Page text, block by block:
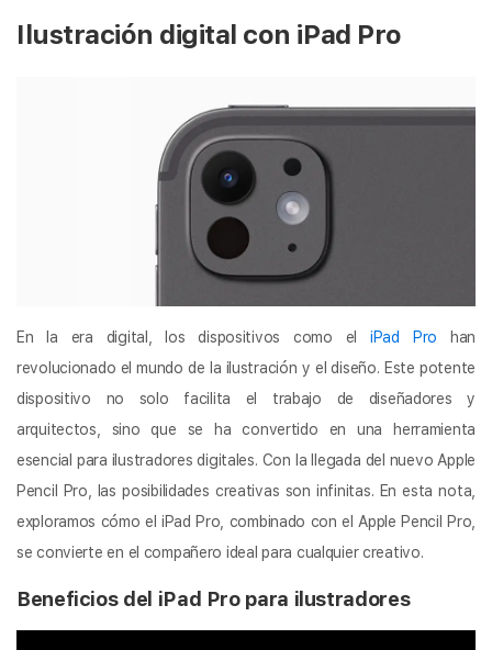
Ilustración digital con iPad Pro
En la era digital, los dispositivos como eliPad Pro han
revolucionado el mundo de la ilustración y el diseño. Este potente
dispositivo no solo facilita el trabajo de diseñadores y
arquitectos, sino que se ha convertido en una herramienta
esencial para ilustradores digitales. Con la llegada del nuevo Apple
Pencil Pro, las posibilidades creativas son infinitas. En esta nota,
exploramos cómo el iPad Pro, combinado con el Apple Pencil Pro,
se convierte en el compañero ideal para cualquier creativo.
Beneficios del iPad Pro para ilustradores